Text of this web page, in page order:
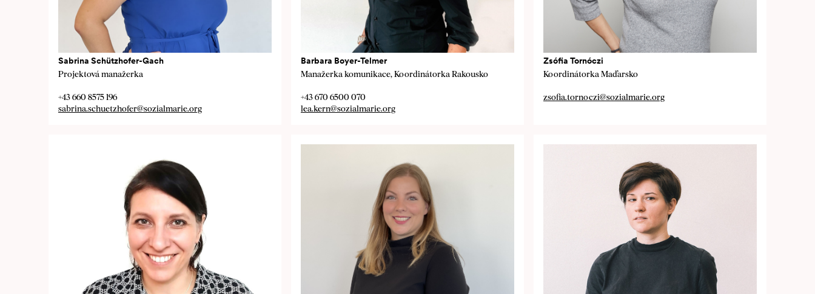
Sabrina Schützhofer-Gach
Projektová manažerka
+43 660 8575 196
sabrina.schuetzhofer@sozialmarie.org
Barbara Boyer-Telmer
Manažerka komunikace, Koordinátorka Rakousko
+43 670 6500 070
lea.kern@sozialmarie.org
Zsófia Tornóczi
Koordinátorka Maďarsko
zsofia.tornoczi@sozialmarie.org